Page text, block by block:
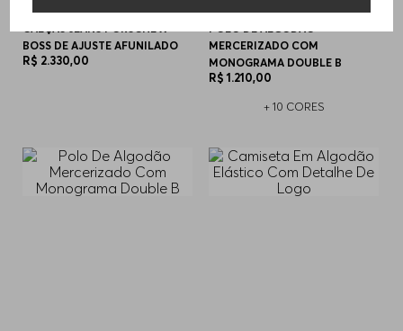
BOSS DE AJUSTE AFUNILADO
R$ 2.330,00
MERCERIZADO COM
MONOGRAMA DOUBLE B
R$ 1.210,00
+ 10 CORES